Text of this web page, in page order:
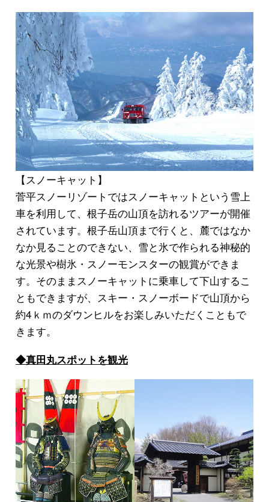
【スノーキャット】
菅平スノーリゾートではスノーキャットという雪上
車を利用して、 根子岳の山頂を訪れるツアーが開催
されています。根子岳山頂まで行くと、麓ではなか
なか見ることのできない、雪と氷で作られる神秘的
な光景や樹氷・スノーモンスターの観賞ができま
す。そのままスノーキャットに乗車して下山するこ
ともできますが、スキー・スノーボードで山頂から
約4ｋｍのダウンヒルをお楽しみいただくこともで
きます。
◆真田丸スポットを観光